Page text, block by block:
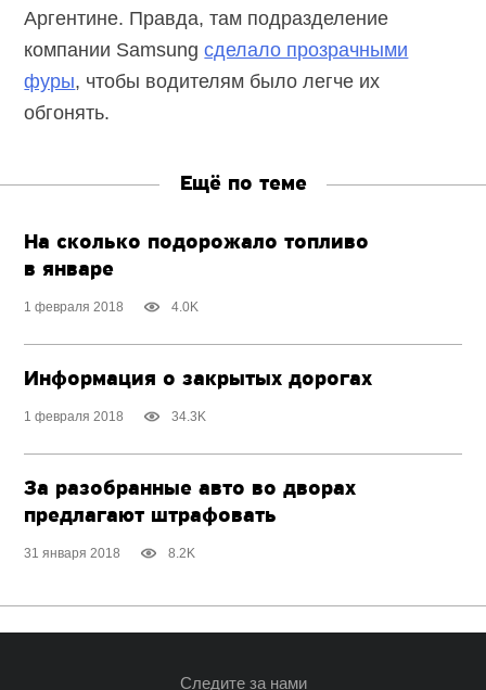
Аргентине. Правда, там подразделение
компании Samsungсделало прозрачными
фуры, чтобы водителям было легче их
обгонять.
Ещё по теме
На сколько подорожало топливо
в январе
1 февраля 2018 4.0K
Информация о закрытых дорогах
1 февраля 2018 34.3K
За разобранные авто во дворах
предлагают штрафовать
31 января 2018 8.2K
Следите за нами